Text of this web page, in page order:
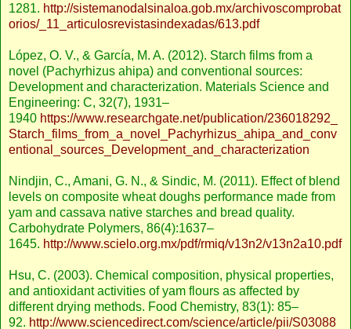
1281. http://sistemanodalsinaloa.gob.mx/archivoscomprobat
orios/_11_articulosrevistasindexadas/613.pdf
López, O. V., & García, M. A. (2012). Starch films from a
novel (Pachyrhizus ahipa) and conventional sources:
Development and characterization. Materials Science and
Engineering: C, 32(7), 1931–
1940 https://www.researchgate.net/publication/236018292_
Starch_films_from_a_novel_Pachyrhizus_ahipa_and_conv
entional_sources_Development_and_characterization
Nindjin, C., Amani, G. N., & Sindic, M. (2011). Effect of blend
levels on composite wheat doughs performance made from
yam and cassava native starches and bread quality.
Carbohydrate Polymers, 86(4):1637–
1645. http://www.scielo.org.mx/pdf/rmiq/v13n2/v13n2a10.pdf
Hsu, C. (2003). Chemical composition, physical properties,
and antioxidant activities of yam flours as affected by
different drying methods. Food Chemistry, 83(1): 85–
92. http://www.sciencedirect.com/science/article/pii/S03088